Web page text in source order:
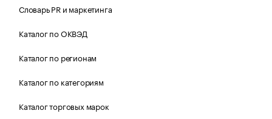
Словарь PR и маркетинга
Каталог по ОКВЭД
Каталог по регионам
Каталог по категориям
Каталог торговых марок